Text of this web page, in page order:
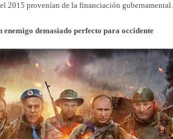
2015 provenían de la financiación gubernamental.
demasiado perfecto para occidente